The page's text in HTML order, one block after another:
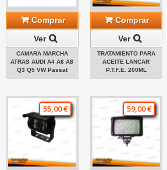
Comprar
Ver
CAMARA MARCHA
ATRAS AUDI A4 A6 A8
Q3 Q5 VW Passat
Comprar
Ver
TRATAMIENTO PARA
ACEITE LANCAR
P.T.F.E. 200ML
55,00 € 59,00 €